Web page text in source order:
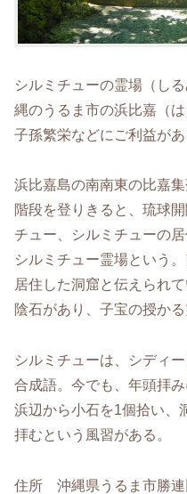
シルミチューの霊場（し
縄のうるま市の浜比嘉（
子孫繁栄などにご利益があ
浜比嘉島の南南東の比嘉
階段を登りきると、琉球
チュー、シルミチューの
シルミチュー霊場という
居住した洞窟と伝えられ
陰石があり、子宝の授か
シルミチューは、シディ
合成語。今でも、年頭拝
浜辺から小石を1個拾い、
拝むという風習がある。
住所 沖縄県うるま市勝連